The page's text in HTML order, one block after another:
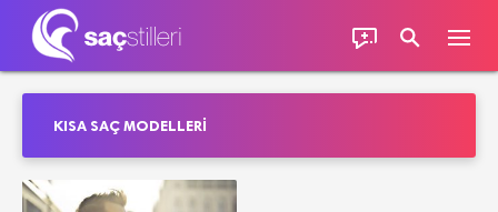
KISA SAÇ MODELLERI